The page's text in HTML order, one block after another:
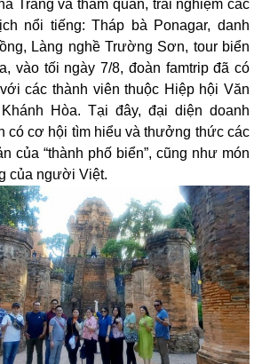
Trang và tham quan, trải nghiệm các
nổi tiếng: Tháp bà Ponagar, danh
Làng nghề Trường Sơn, tour biển
vào tối ngày 7/8, đoàn famtrip đã có
các thành viên thuộc Hiệp hội Văn
Hòa. Tại đây, đại diện doanh
có cơ hội tìm hiểu và thưởng thức các
của “thành phố biển”, cũng như món
của người Việt.